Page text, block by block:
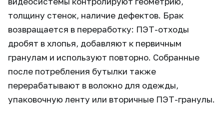
толщину стенок, наличие дефектов. Брак
возвращается в переработку: ПЭТ-отходы
дробят в хлопья, добавляют к первичным
гранулам и используют повторно. Собранные
после потребления бутылки также
перерабатывают в волокно для одежды,
упаковочную ленту или вторичные ПЭТ-гранулы.